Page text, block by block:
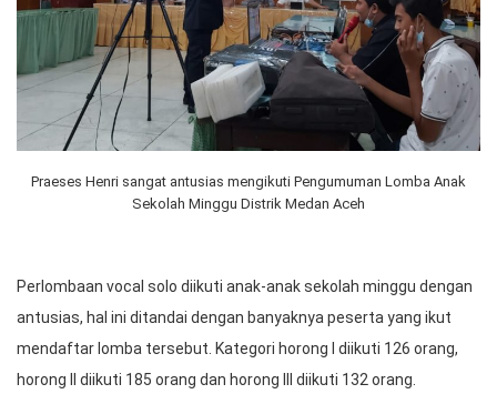
Praeses Henri sangat antusias mengikuti Pengumuman Lomba Anak
Sekolah Minggu Distrik Medan Aceh
Perlombaan vocal solo diikuti anak-anak sekolah minggu dengan
antusias, hal ini ditandai dengan banyaknya peserta yang ikut
mendaftar lomba tersebut. Kategori horong I diikuti 126 orang,
horong II diikuti 185 orang dan horong III diikuti 132 orang.